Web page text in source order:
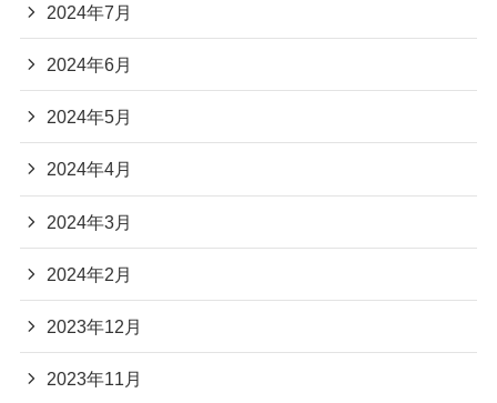
2024年7月
2024年6月
2024年5月
2024年4月
2024年3月
2024年2月
2023年12月
2023年11月